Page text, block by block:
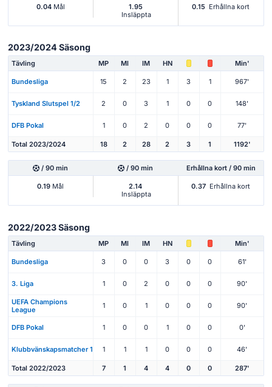
0.04Mål
1.95
Insläppta
0.15 Erhållna kort
2023/2024 Säsong
Tävling MP Ml IM HN Min'
Bundesliga 15 2 23 1 3 1 967'
Tyskland Slutspel 1/2 2 0 3 1 0 0 148'
DFB Pokal 1 0 2 0 0 0 77'
Total 2023/2024 18 2 28 2 3 1 1192'
/ 90 min / 90 min Erhållna kort / 90 min
0.19 Mål
2.14
Insläppta
0.37 Erhållna kort
2022/2023 Säsong
Tävling MP Ml IM HN Min'
Bundesliga 3 0 0 3 0 0 61'
3. Liga 1 0 2 0 0 0 90'
UEFA Champions
League
1 0 1 0 0 0 90'
DFB Pokal 1 0 0 1 0 0 0'
Klubbvänskapsmatcher 1 1 1 1 0 0 0 46'
Total 2022/2023 7 1 4 4 0 0 287'